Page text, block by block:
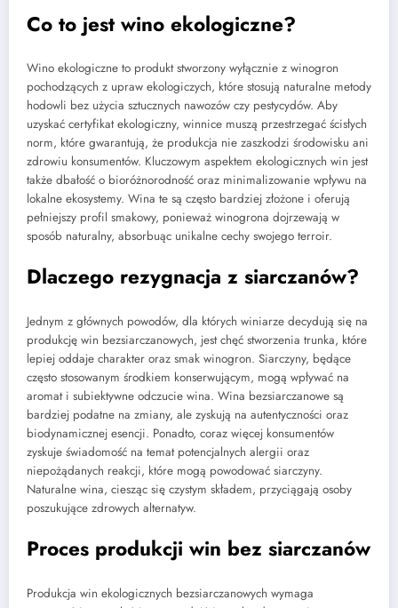
Co to jest wino ekologiczne?
Wino ekologiczne to produkt stworzony wyłącznie z winogron
pochodzących z upraw ekologiczych, które stosują naturalne metody
hodowli bez użycia sztucznych nawozów czy pestycydów. Aby
uzyskać certyfikat ekologiczny, winnice muszą przestrzegać ścisłych
norm, które gwarantują, że produkcja nie zaszkodzi środowisku ani
zdrowiu konsumentów. Kluczowym aspektem ekologicznych win jest
także dbałość o bioróżnorodność oraz minimalizowanie wpływu na
lokalne ekosystemy. Wina te są często bardziej złożone i oferują
pełniejszy profil smakowy, ponieważ winogrona dojrzewają w
sposób naturalny, absorbuąc unikalne cechy swojego terroir.
Dlaczego rezygnacja z siarczanów?
Jednym z głównych powodów, dla których winiarze decydują się na
produkcję win bezsiarczanowych, jest chęć stworzenia trunka, które
lepiej oddaje charakter oraz smak winogron. Siarczyny, będące
często stosowanym środkiem konserwującym, mogą wpływać na
aromat i subiektywne odczucie wina. Wina bezsiarczanowe są
bardziej podatne na zmiany, ale zyskują na autentyczności oraz
biodynamicznej esencji. Ponadto, coraz więcej konsumentów
zyskuje świadomość na temat potencjalnych alergii oraz
niepożądanych reakcji, które mogą powodować siarczyny.
Naturalne wina, ciesząc się czystym składem, przyciągają osoby
poszukujące zdrowych alternatyw.
Proces produkcji win bez siarczanów
Produkcja win ekologicznych bezsiarczanowych wymaga